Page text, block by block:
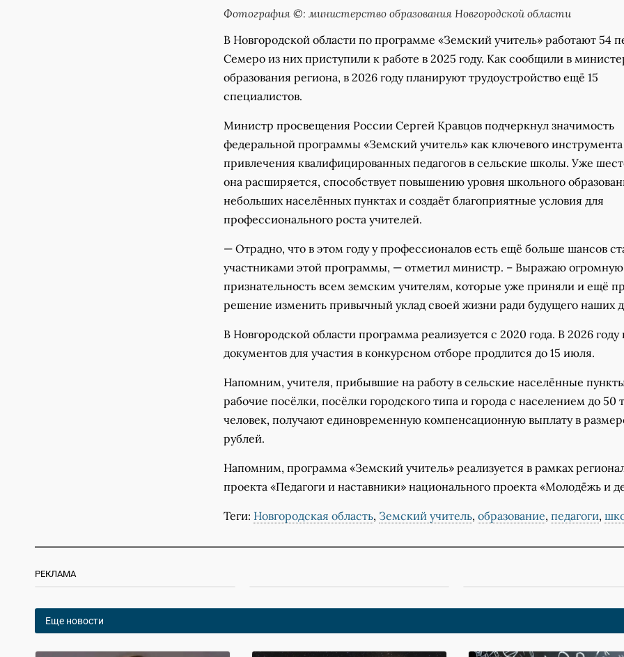
Фотография ©: министерство образования Новгородской области
В Новгородской области по программе «Земский учитель» работают 54
Семеро из них приступили к работе в 2025 году. Как сообщили в
образования региона, в 2026 году планируют трудоустройство ещё 15
специалистов.
Министр просвещения России Сергей Кравцов подчеркнул значимость
федеральной программы «Земский учитель» как ключевого инструмента
привлечения квалифицированных педагогов в сельские школы. Уже
она расширяется, способствует повышению уровня школьного
небольших населённых пунктах и создаёт благоприятные условия для
профессионального роста учителей.
— Отрадно, что в этом году у профессионалов есть ещё больше шансов
участниками этой программы, — отметил министр. – Выражаю огромную
признательность всем земским учителям, которые уже приняли и ещё
решение изменить привычный уклад своей жизни ради будущего наших
В Новгородской области программа реализуется с 2020 года. В 2026
документов для участия в конкурсном отборе продлится до 15 июля.
Напомним, учителя, прибывшие на работу в сельские населённые
рабочие посёлки, посёлки городского типа и города с населением до 50
человек, получают единовременную компенсационную выплату в
рублей.
Напомним, программа «Земский учитель» реализуется в рамках
проекта «Педагоги и наставники» национального проекта «Молодёжь и
Теги: Новгородская область, Земский учитель, образование, педагоги,
РЕКЛАМА
Еще новости